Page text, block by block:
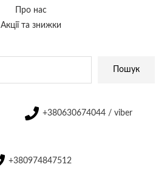
Про нас
Акції та знижки
Пошук
+380630674044 / viber
+380974847512